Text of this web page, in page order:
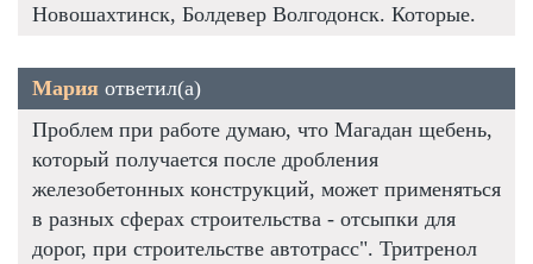
Новошахтинск, Болдевер Волгодонск. Которые.
Мария ответил(а)
Проблем при работе думаю, что Магадан щебень,
который получается после дробления
железобетонных конструкций, может применяться
в разных сферах строительства - отсыпки для
дорог, при строительстве автотрасс". Тритренол